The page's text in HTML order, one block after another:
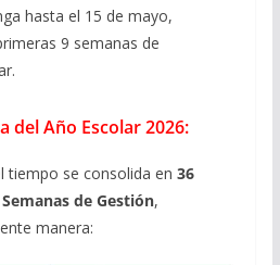
hasta el 15 de mayo,
9 semanas de
del Año Escolar 2026:
tiempo se consolida en 36
de Gestión,
manera: